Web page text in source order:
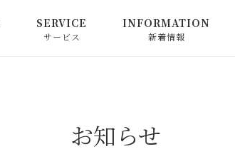
SERVICE
サービス
INFORMATION
新着情報
お知らせ